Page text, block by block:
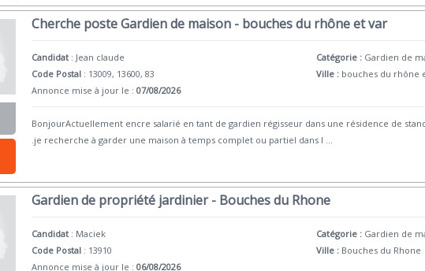
Cherche poste Gardien de maison - bouches du rhône et var
Candidat : Jean claude
Code Postal : 13009, 13600, 83
Annonce mise à jour le :07/08/2026
Catégorie : Gardien de
Ville : bouches du rhône
BonjourActuellement encre salarié en tant de gardien régisseur dans une résidence de
.je recherche à garder une maison à temps complet ou partiel dans l ...
Gardien de propriété jardinier - Bouches du Rhone
Candidat : Maciek
Code Postal : 13910
Annonce mise à jour le :06/08/2026
Catégorie : Gardien de
Ville : Bouches du Rhone